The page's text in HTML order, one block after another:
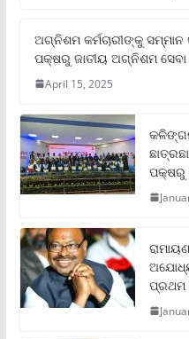
ଅଗ୍ନିଶମ କର୍ମଚାରୀଙ୍କୁ
ପକ୍ଷରୁ ଜାତୀୟ ଅଗ୍ନିଶମ ସେବା
April 15, 2025
ପକ୍ଷରୁ
ପ୍ରଥମ